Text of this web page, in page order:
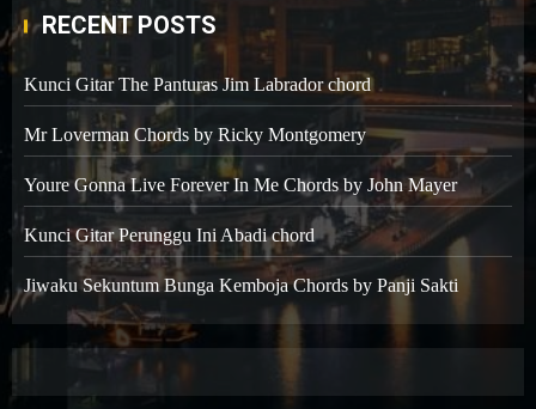
RECENT POSTS
Kunci Gitar The Panturas Jim Labrador chord
Mr Loverman Chords by Ricky Montgomery
Youre Gonna Live Forever In Me Chords by John Mayer
Kunci Gitar Perunggu Ini Abadi chord
Jiwaku Sekuntum Bunga Kemboja Chords by Panji Sakti